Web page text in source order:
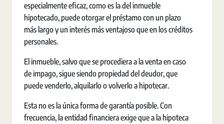
especialmente eficaz, como es la del inmueble
hipotecado, puede otorgar el préstamo con un plazo
más largo y un interés más ventajoso que en los créditos
personales.
El inmueble, salvo que se procediera a la venta en caso
de impago, sigue siendo propiedad del deudor, que
puede venderlo, alquilarlo o volverlo a hipotecar.
Esta no es la única forma de garantía posible. Con
frecuencia, la entidad financiera exige que a la hipoteca